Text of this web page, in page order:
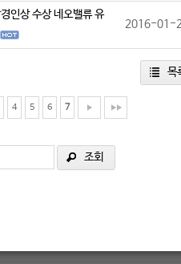
인상 수상 네오밸류 유
2016-01-
목
4 5 6 7
조회